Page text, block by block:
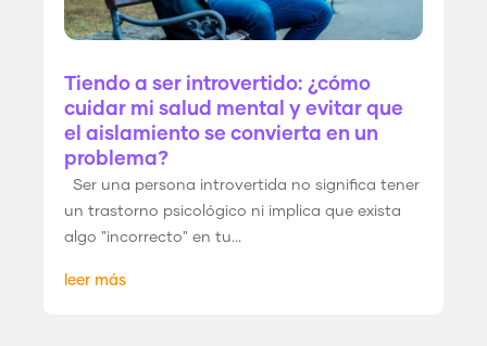
Tiendo a ser introvertido: ¿cómo
cuidar mi salud mental y evitar que
el aislamiento se convierta en un
problema?
Ser una persona introvertida no significa tener
un trastorno psicológico ni implica que exista
algo "incorrecto" en tu...
leer más